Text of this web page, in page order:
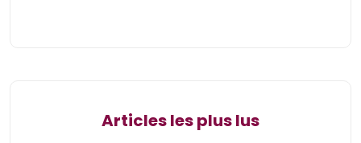
Articles les plus lus